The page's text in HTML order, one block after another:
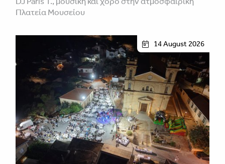
Πλατεία Μουσείου
14 August 2026